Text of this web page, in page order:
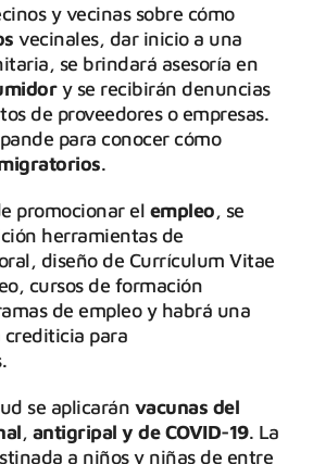
y vecinas sobre cómo
vecinales, dar inicio a una
se brindará asesoría en
y se recibirán denuncias
de proveedores o empresas.
para conocer cómo
.
promocionar el empleo, se
herramientas de
diseño de Currículum Vitae
cursos de formación
de empleo y habrá una
crediticia para
se aplicarán vacunas del
, antigripal y de COVID-19. La
a niños y niñas de entre